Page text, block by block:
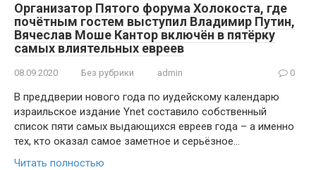
Организатор Пятого форума Холокоста, где
почётным гостем выступил Владимир Путин,
Вячеслав Моше Кантор включён в пятёрку
самых влиятельных евреев
08.09.2020 Без рубрики admin 0
В преддверии нового года по иудейскому календарю
израильское издание Ynet составило собственный
список пяти самых выдающихся евреев года – а именно
тех, кто оказал самое заметное и серьёзное…
Читать полностью